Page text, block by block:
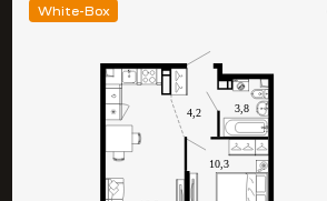
White-Box